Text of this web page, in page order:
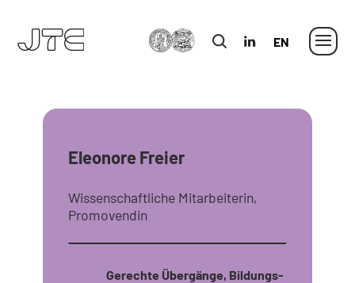
Englisch
MLU
Eleonore Freier
Wissenschaftliche Mitarbeiterin,
Promovendin
Gerechte Übergänge, Bildungs-